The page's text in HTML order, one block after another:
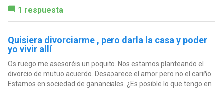
1 respuesta
Quisiera divorciarme , pero darla la casa y poder
yo vivir allí
Os ruego me asesoréis un poquito. Nos estamos planteando el
divorcio de mutuo acuerdo. Desaparece el amor pero no el cariño.
Estamos en sociedad de gananciales. ¿Es posible lo que tengo en